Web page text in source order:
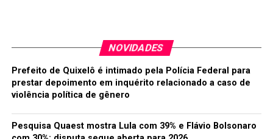
NOVIDADES
Prefeito de Quixelô é intimado pela Polícia Federal para
prestar depoimento em inquérito relacionado a caso de
violência política de gênero
Pesquisa Quaest mostra Lula com 39% e Flávio Bolsonaro